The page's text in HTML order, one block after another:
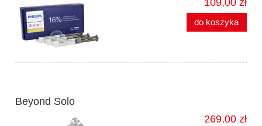
109,00 zł
do koszyka
Beyond Solo
269,00 zł